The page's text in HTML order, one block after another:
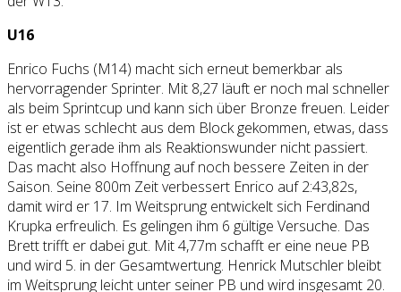
U16
Enrico Fuchs (M14) macht sich erneut bemerkbar als
hervorragender Sprinter. Mit 8,27 läuft er noch mal schneller
als beim Sprintcup und kann sich über Bronze freuen. Leider
ist er etwas schlecht aus dem Block gekommen, etwas, dass
eigentlich gerade ihm als Reaktionswunder nicht passiert.
Das macht also Hoffnung auf noch bessere Zeiten in der
Saison. Seine 800m Zeit verbessert Enrico auf 2:43,82s,
damit wird er 17. Im Weitsprung entwickelt sich Ferdinand
Krupka erfreulich. Es gelingen ihm 6 gültige Versuche. Das
Brett trifft er dabei gut. Mit 4,77m schafft er eine neue PB
und wird 5. in der Gesamtwertung. Henrick Mutschler bleibt
im Weitsprung leicht unter seiner PB und wird insgesamt 20.